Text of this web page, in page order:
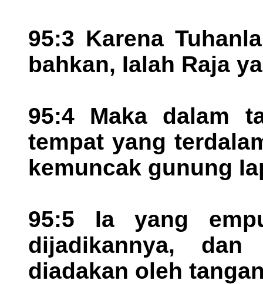
95:3 Karena
bahkan, Ialah Raja
95:4 Maka dalam
tempat yang
kemuncak gunung
95:5 Ia yang
dijadikannya,
diadakan oleh